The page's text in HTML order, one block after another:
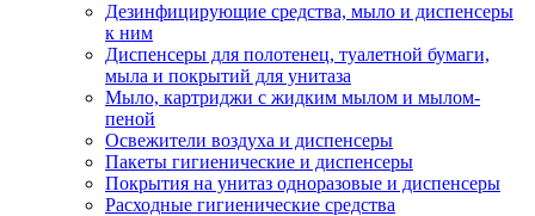
Дезинфицирующие средства, мыло и диспенсеры
к ним
Диспенсеры для полотенец, туалетной бумаги,
мыла и покрытий для унитаза
Мыло, картриджи с жидким мылом и мылом-
пеной
Освежители воздуха и диспенсеры
Пакеты гигиенические и диспенсеры
Покрытия на унитаз одноразовые и диспенсеры
Расходные гигиенические средства